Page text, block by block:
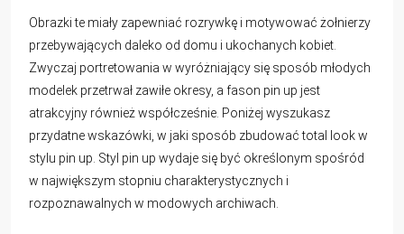
Obrazki te miały zapewniać rozrywkę i motywować żołnierzy
przebywających daleko od domu i ukochanych kobiet.
Zwyczaj portretowania w wyróżniający się sposób młodych
modelek przetrwał zawiłe okresy, a fason pin up jest
atrakcyjny również współcześnie. Poniżej wyszukasz
przydatne wskazówki, w jaki sposób zbudować total look w
stylu pin up. Styl pin up wydaje się być określonym spośród
w największym stopniu charakterystycznych i
rozpoznawalnych w modowych archiwach.